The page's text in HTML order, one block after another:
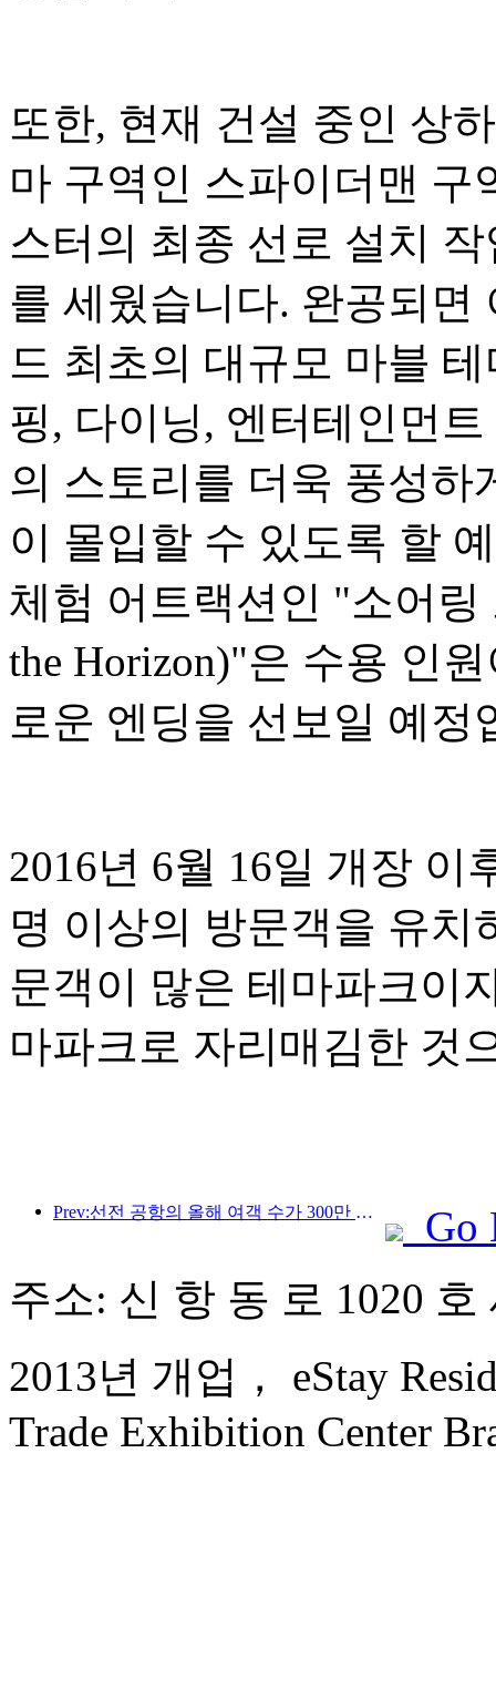
또한, 현재 건설 중인 상
마 구역인 스파이더맨 구
스터의 최종 선로 설치
를 세웠습니다. 완공되면
드 최초의 대규모 마블
핑, 다이닝, 엔터테인먼
의 스토리를 더욱 풍성하
이 몰입할 수 있도록 할
체험 어트랙션인 "소어링
the Horizon)"은 수용 인
로운 엔딩을 선보일 예정
2016년 6월 16일 개장 이
명 이상의 방문객을 유
문객이 많은 테마파크이
마파크로 자리매김한 것
Prev:선전 공항의 올해 여객 수가 300만 명을 돌파하며 같은 기간 기준 신기록을 세웠습니다.
Go
주소: 신 항 동 로 1020
2013년 개업， eStay
Trade Exhibition Center